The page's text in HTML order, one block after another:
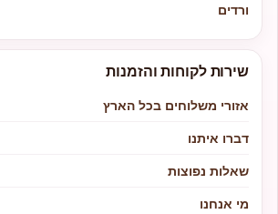
ורדים
שירות לקוחות והזמנות
אזורי משלוחים בכל הארץ
דברו איתנו
שאלות נפוצות
מי אנחנו